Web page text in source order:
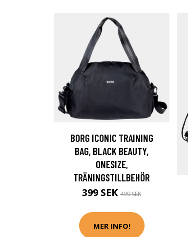
BORG ICONIC TRAINING
BAG, BLACK BEAUTY,
ONESIZE,
TRÄNINGSTILLBEHÖR
399 SEK499 SEK
MER INFO!